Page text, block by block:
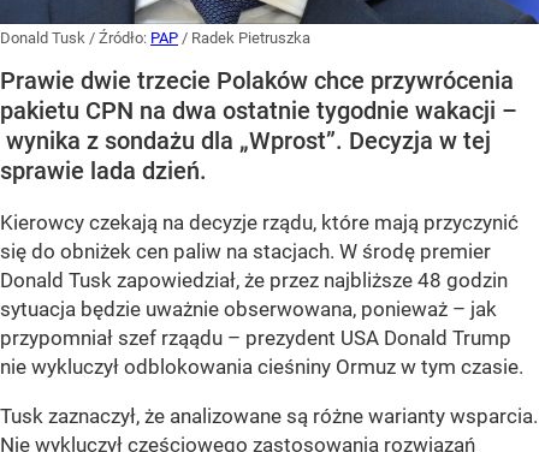
Donald Tusk / Źródło: PAP / Radek Pietruszka
Prawie dwie trzecie Polaków chce przywrócenia
pakietu CPN na dwa ostatnie tygodnie wakacji –
wynika z sondażu dla „Wprost”. Decyzja w tej
sprawie lada dzień.
Kierowcy czekają na decyzje rządu, które mają przyczynić
się do obniżek cen paliw na stacjach. W środę premier
Donald Tusk zapowiedział, że przez najbliższe 48 godzin
sytuacja będzie uważnie obserwowana, ponieważ – jak
przypomniał szef rząądu – prezydent USA Donald Trump
nie wykluczył odblokowania cieśniny Ormuz w tym czasie.
Tusk zaznaczył, że analizowane są różne warianty wsparcia.
Nie wykluczył częściowego zastosowania rozwiązań